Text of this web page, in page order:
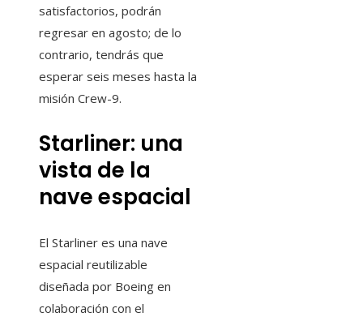
satisfactorios, podrán
regresar en agosto; de lo
contrario, tendrás que
esperar seis meses hasta la
misión Crew-9.
Starliner: una
vista de la
nave espacial
El Starliner es una nave
espacial reutilizable
diseñada por Boeing en
colaboración con el